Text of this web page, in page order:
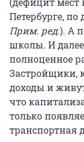
Петербурге,
Прим. ред.). А
школы. И
полноценное
Застройщики,
доходы и
что
только
транспортная